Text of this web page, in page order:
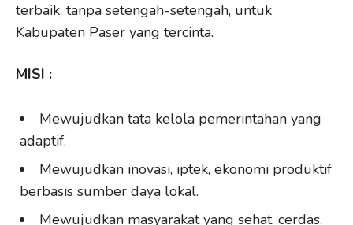
terbaik, tanpa setengah-setengah, untuk
Kabupaten Paser yang tercinta.
MISI :
Mewujudkan tata kelola pemerintahan yang
adaptif.
Mewujudkan inovasi, iptek, ekonomi produktif
berbasis sumber daya lokal.
Mewujudkan masyarakat yang sehat, cerdas,